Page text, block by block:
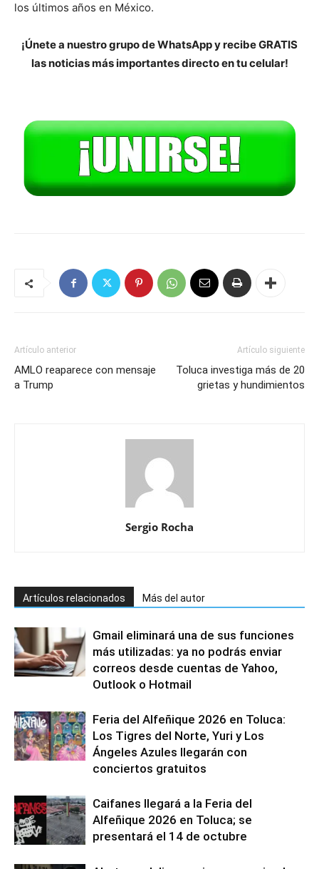
los últimos años en México.
¡Únete a nuestro grupo de WhatsApp y recibe GRATIS
las noticias más importantes directo en tu celular!
Artículo anterior
AMLO reaparece con mensaje
a Trump
Artículo siguiente
Toluca investiga más de 20
grietas y hundimientos
Sergio Rocha
Artículos relacionados Más del autor
Gmail eliminará una de sus funciones
más utilizadas: ya no podrás enviar
correos desde cuentas de Yahoo,
Outlook o Hotmail
Feria del Alfeñique 2026 en Toluca:
Los Tigres del Norte, Yuri y Los
Ángeles Azules llegarán con
conciertos gratuitos
Caifanes llegará a la Feria del
Alfeñique 2026 en Toluca; se
presentará el 14 de octubre